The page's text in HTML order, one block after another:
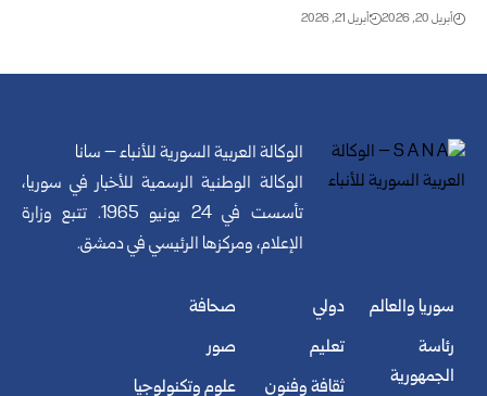
أبريل 20, 2026 أبريل 21, 2026
الوكالة العربية السورية للأنباء – سانا
الوكالة الوطنية الرسمية للأخبار في سوريا،
تأسست في 24 يونيو 1965. تتبع وزارة
الإعلام، ومركزها الرئيسي في دمشق.
سوريا والعالم
رئاسة
الجمهورية
دولي
تعليم
ثقافة وفنون
صحافة
صور
علوم وتكنولوجيا